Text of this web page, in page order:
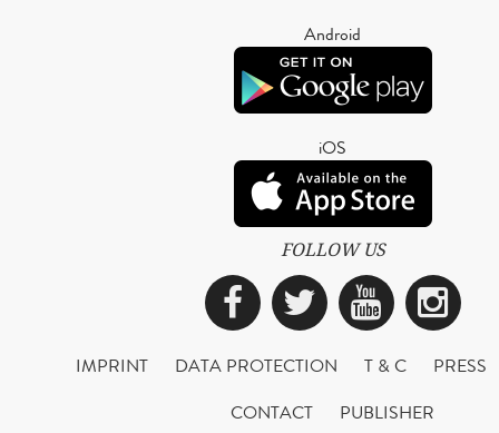
Android
iOS
FOLLOW US
Facebook
Twitter
IMPRINT DATA PROTECTION T & C
PRESS
CONTACT
PUBLISHER